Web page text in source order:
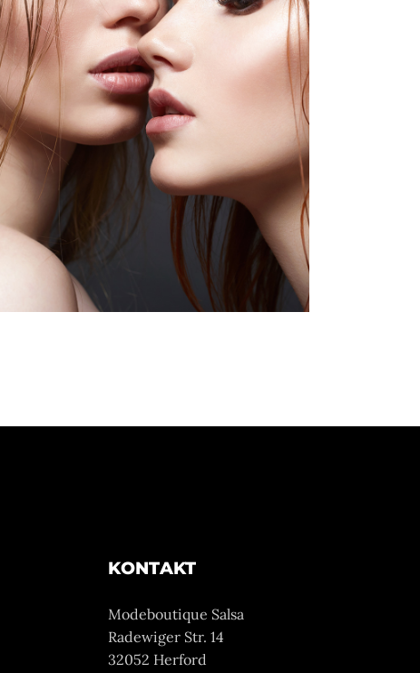
KONTAKT
Modeboutique Salsa
Radewiger Str. 14
32052 Herford